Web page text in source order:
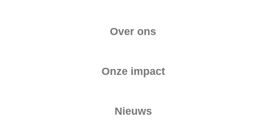
Over ons
Onze impact
Nieuws